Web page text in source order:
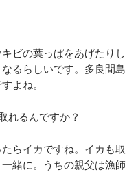
ビの葉っぱをあげたりし
るらしいです。多良間島
よね。
れるんですか？
らイカですね。イカも取
緒に。うちの親父は漁師